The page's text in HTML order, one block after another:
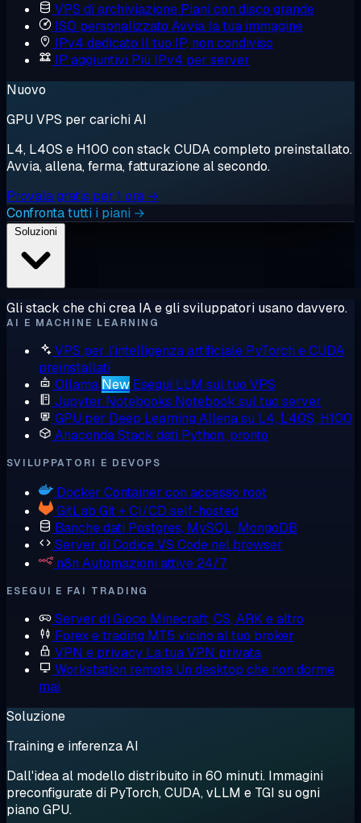
VPS di archiviazione Piani con disco grande
ISO personalizzato Avvia la tua immagine
IPv4 dedicato Il tuo IP, non condiviso
IP aggiuntivi Più IPv4 per server
Nuovo
GPU VPS per carichi AI
L4, L40S e H100 con stack CUDA completo preinstallato.
Avvia, allena, ferma, fatturazione al secondo.
Provala gratis per 1 ora →
Confronta tutti i piani →
Gli stack che chi crea IA e gli sviluppatori usano davvero.
AI E MACHINE LEARNING
VPS per l'intelligenza artificiale PyTorch e CUDA
preinstallati
Ollama New Esegui LLM sul tuo VPS
Jupyter Notebooks Notebook sul tuo server
GPU per Deep Learning Allena su L4, L40S, H100
AnacondaStack dati Python, pronto
SVILUPPATORI E DEVOPS
Docker Container con accesso root
GitLab Git + CI/CD self-hosted
Banche dati Postgres, MySQL, MongoDB
Server di CodiceVS Code nel browser
n8n Automazioni attive 24/7
ESEGUI E FAI TRADING
Server di Gioco Minecraft, CS, ARK e altro
Forex e trading MT5 vicino al tuo broker
VPN e privacy La tua VPN privata
Workstation remota Un desktop che non dorme
mai
Soluzione
Training e inferenza AI
Dall'idea al modello distribuito in 60 minuti. Immagini
preconfigurate di PyTorch, CUDA, vLLM e TGI su ogni
piano GPU.